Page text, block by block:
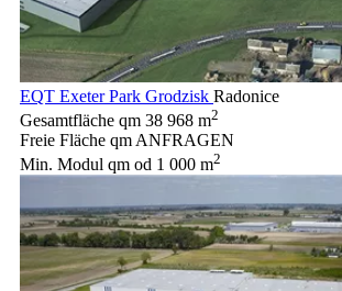
EQT Exeter Park Grodzisk Radonice
Gesamtfläche qm 38 968 m2
Freie Fläche qm ANFRAGEN
Min. Modul qm od 1 000 m2